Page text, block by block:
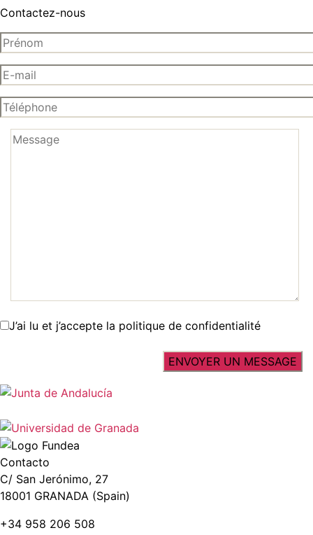
Contactez-nous
J’ai lu et j’accepte la politique de confidentialité
Contacto
C/ San Jerónimo, 27
18001 GRANADA (Spain)
+34 958 206 508